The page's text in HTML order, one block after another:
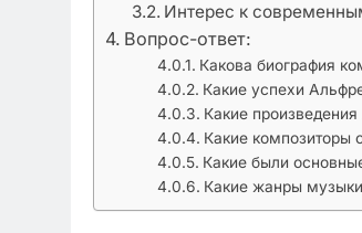
Интерес к
Вопрос-ответ:
Какова биография
Какие успехи
Какие
Какие композиторы
Какие были
Какие жанры